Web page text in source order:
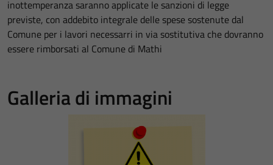
inottemperanza saranno applicate le sanzioni di legge
previste, con addebito integrale delle spese sostenute dal
Comune per i lavori necessarri in via sostitutiva che dovranno
essere rimborsati al Comune di Mathi
Galleria di immagini